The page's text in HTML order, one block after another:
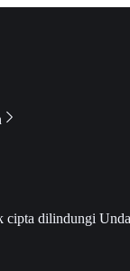
cipta dilindungi